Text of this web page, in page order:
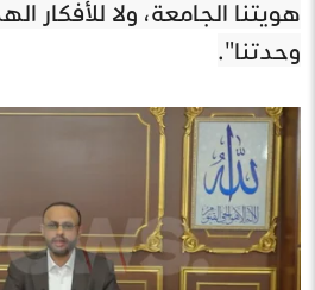
هويتنا الجامعة، ولا للأفكار
وحدتنا".